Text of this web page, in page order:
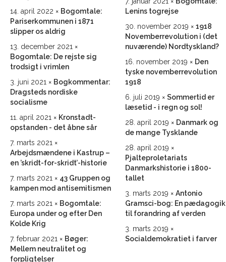
14. april 2022
Bogomtale:
Pariserkommunen i 1871
slipper os aldrig
13. december 2021
Bogomtale: De rejste sig
trodsigt i vrimlen
3. juni 2021
Bogkommentar:
Dragsteds nordiske
socialisme
11. april 2021
Kronstadt-
opstanden - det åbne sår
7. marts 2021
Arbejdsmændene i Kastrup –
en ’skridt-for-skridt’-historie
7. marts 2021
43 Gruppen og
kampen mod antisemitismen
7. marts 2021
Bogomtale:
Europa under og efter Den
Kolde Krig
7. februar 2021
Bøger:
Mellem neutralitet og
forpligtelser
Lenins togrejse
30. november 2019
1918
Novemberrevolution i (det
nuværende) Nordtyskland?
16. november 2019
Den
tyske novemberrevolution
1918
6. juli 2019
Sommertid er
læsetid - i regn og sol!
28. april 2019
Danmark og
de mange Tysklande
28. april 2019
Pjalteproletariats
Danmarkshistorie i 1800-
tallet
3. marts 2019
Antonio
Gramsci-bog: En pædagogik
til forandring af verden
3. marts 2019
Socialdemokratiet i farver